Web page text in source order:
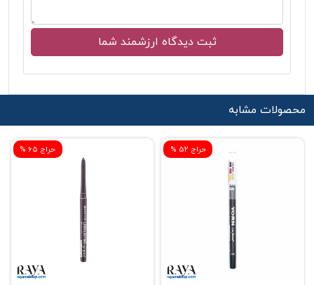
محصولات مشابه
% حراج 65 % حراج 52